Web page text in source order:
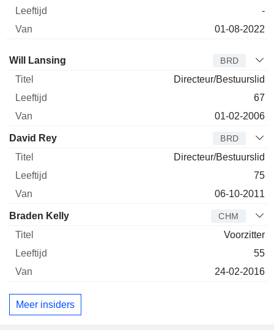
-
01-08-2022
Bestuurder Titel
Will Lansing BRD
Directeur/Bestuurslid
67
01-02-2006
David Rey BRD
Directeur/Bestuurslid
75
06-10-2011
Braden Kelly CHM
Voorzitter
55
24-02-2016
Meer insiders